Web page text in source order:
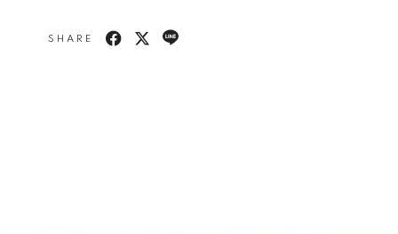
SHARE